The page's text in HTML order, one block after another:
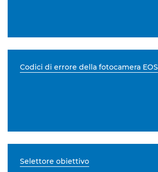
Codici di errore della fotocamera EOS
Selettore obiettivo